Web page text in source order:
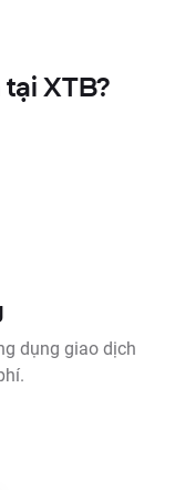
XTB?
dụng giao dịch